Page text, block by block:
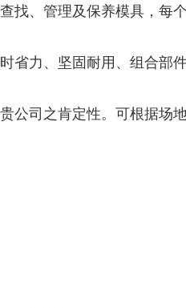
找、管理及保养模具，每
省力、坚固耐用、组合部件
公司之肯定性。可根据场